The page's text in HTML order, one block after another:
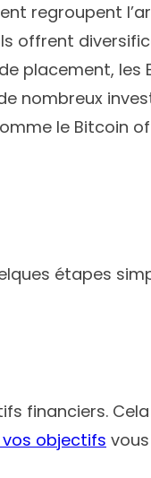
regroupent
offrent
placement,
nombreux
le Bitcoin
étapes
financiers.
objectifs